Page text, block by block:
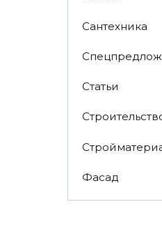
Сантехника
Статьи
Фасад